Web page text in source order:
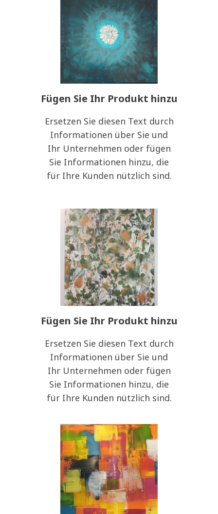
Fügen Sie Ihr Produkt hinzu
Ersetzen Sie diesen Text durch
Informationen über Sie und
Ihr Unternehmen oder fügen
Sie Informationen hinzu, die
für Ihre Kunden nützlich sind.
Fügen Sie Ihr Produkt hinzu
Ersetzen Sie diesen Text durch
Informationen über Sie und
Ihr Unternehmen oder fügen
Sie Informationen hinzu, die
für Ihre Kunden nützlich sind.